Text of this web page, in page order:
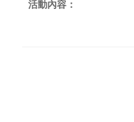
活動內容：